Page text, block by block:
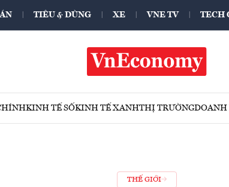
TIÊU & DÙNG XE VNE TV TECH
KINH TẾ SỐKINH TẾ XANHTHỊ TRƯỜNGDOANH
THẾ GIỚI